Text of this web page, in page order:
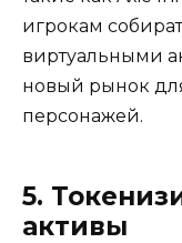
игрокам
виртуальными
новый рынок
персонажей.
5.
активы